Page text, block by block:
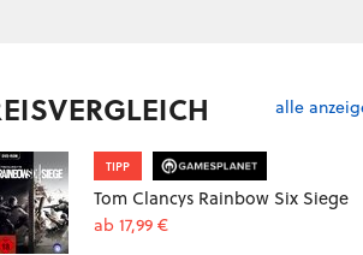
alle
TIPP
Tom Clancys Rainbow Six Siege
ab 17,99 €